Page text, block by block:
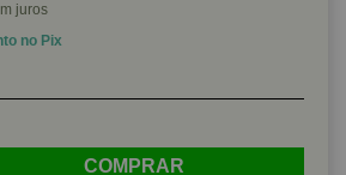
juros
no Pix
COMPRAR